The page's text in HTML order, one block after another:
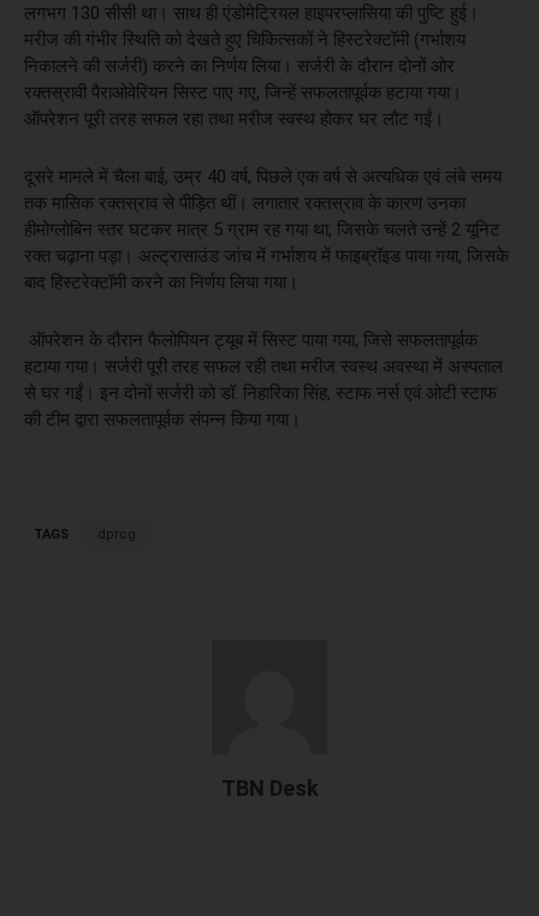
लगभग 130 सीसी था। साथ ही एंडोमेट्रियल हाइपरप्लासिया की पुष्टि हुई।
मरीज की गंभीर स्थिति को देखते हुए चिकित्सकों ने हिस्टरेक्टॉमी (गर्भाशय
निकालने की सर्जरी) करने का निर्णय लिया। सर्जरी के दौरान दोनों ओर
रक्तस्रावी पैराओवेरियन सिस्ट पाए गए, जिन्हें सफलतापूर्वक हटाया गया।
ऑपरेशन पूरी तरह सफल रहा तथा मरीज स्वस्थ होकर घर लौट गईं।
दूसरे मामले में चैला बाई, उम्र 40 वर्ष, पिछले एक वर्ष से अत्यधिक एवं लंबे समय
तक मासिक रक्तस्राव से पीड़ित थीं। लगातार रक्तस्राव के कारण उनका
हीमोग्लोबिन स्तर घटकर मात्र 5 ग्राम रह गया था, जिसके चलते उन्हें 2 यूनिट
रक्त चढ़ाना पड़ा। अल्ट्रासाउंड जांच में गर्भाशय में फाइब्रॉइड पाया गया, जिसके
बाद हिस्टरेक्टॉमी करने का निर्णय लिया गया।
ऑपरेशन के दौरान फैलोपियन ट्यूब में सिस्ट पाया गया, जिसे सफलतापूर्वक
हटाया गया। सर्जरी पूरी तरह सफल रही तथा मरीज स्वस्थ अवस्था में अस्पताल
से घर गईं। इन दोनों सर्जरी को डॉ. निहारिका सिंह, स्टाफ नर्स एवं ओटी स्टाफ
की टीम द्वारा सफलतापूर्वक संपन्न किया गया।
TAGS dprcg
TBN Desk